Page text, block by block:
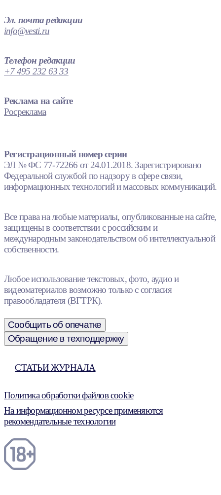
Эл. почта редакции
info@vesti.ru
Телефон редакции
+7 495 232 63 33
Реклама на сайте
Росреклама
Регистрационный номер серии
ЭЛ № ФС 77-72266 от 24.01.2018. Зарегистрировано
Федеральной службой по надзору в сфере связи,
информационных технологий и массовых коммуникаций.
Все права на любые материалы, опубликованные на сайте,
защищены в соответствии с российским и
международным законодательством об интеллектуальной
собственности.
Любое использование текстовых, фото, аудио и
видеоматериалов возможно только с согласия
правообладателя (ВГТРК).
Сообщить об опечатке
Обращение в техподдержку
СТАТЬИ ЖУРНАЛА
Политика обработки файлов cookie
На информационном ресурсе применяются
рекомендательные технологии